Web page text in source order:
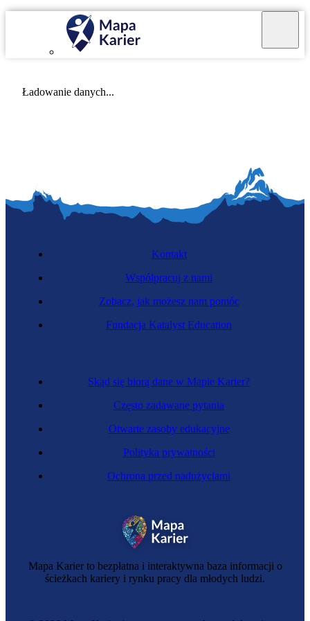
Ładowanie danych...
Mapa Karier to bezpłatna i interaktywna baza informacji o
ścieżkach kariery i rynku pracy dla młodych ludzi.
Skąd się biorą dane w Mapie Karier?
Często zadawane pytania
Otwarte zasoby edukacyjne
Polityka prywatności
Ochrona przed nadużyciami
Kontakt
Współpracuj z nami
Zobacz, jak możesz nam pomóc
Fundacja Katalyst Education